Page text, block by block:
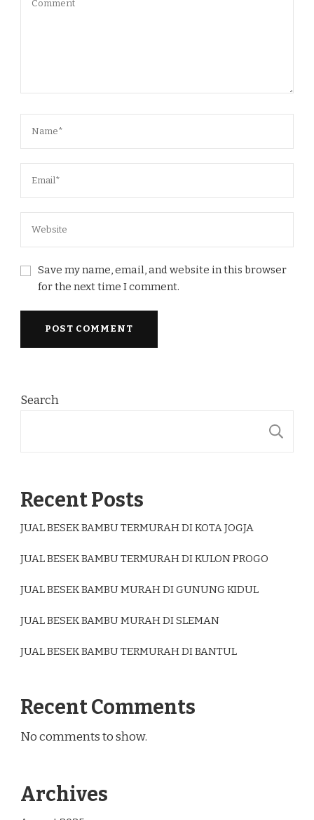
Save my name, email, and website in this browser
for the next time I comment.
Search
Recent Posts
JUAL BESEK BAMBU TERMURAH DI KOTA JOGJA
JUAL BESEK BAMBU TERMURAH DI KULON PROGO
JUAL BESEK BAMBU MURAH DI GUNUNG KIDUL
JUAL BESEK BAMBU MURAH DI SLEMAN
JUAL BESEK BAMBU TERMURAH DI BANTUL
Recent Comments
No comments to show.
Archives